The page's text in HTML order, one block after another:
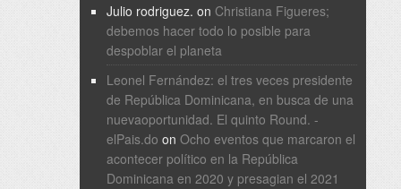
Julio rodriguez. on Christiana Figueres;
debemos hacer todo lo posible para
despoblar el planeta
Leonel Fernández: el tres veces presidente
de República Dominicana, en busca de una
nuevaoportunidad. El quinto Round. -
elPais.do on Ocho eventos que marcaron el
acontecer político en la República
Dominicana en 2020 y presagian el 2021